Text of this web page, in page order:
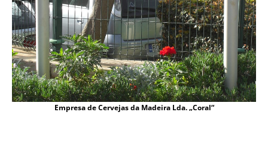
Empresa de Cervejas da Madeira Lda. „Coral“